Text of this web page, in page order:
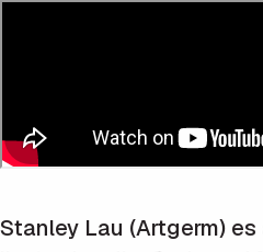
Stanley Lau (Artgerm)